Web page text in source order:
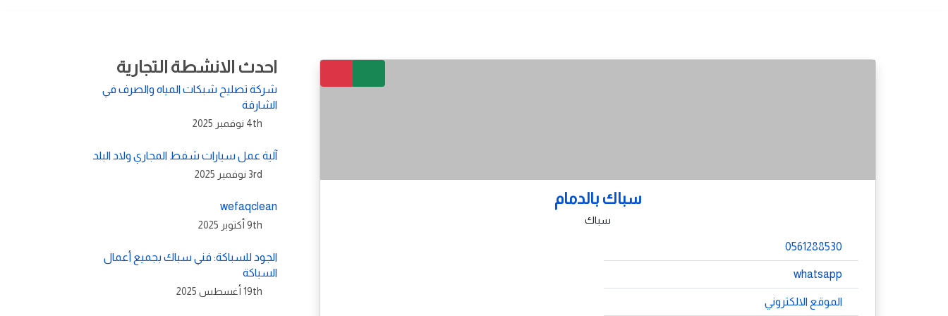
سباك بالدمام
سباك
0561288530
whatsapp
الموقع الالكتروني
احدث الانشطة التجارية
شركة تصليح شبكات المياه والصرف في
الشارقة
4th نوفمبر 2025
آلية عمل سيارات شفط المجاري ولاد البلد
3rd نوفمبر 2025
wefaqclean
9th أكتوبر 2025
الجود للسباكة: فني سباك بجميع أعمال
السباكة
19th أغسطس 2025